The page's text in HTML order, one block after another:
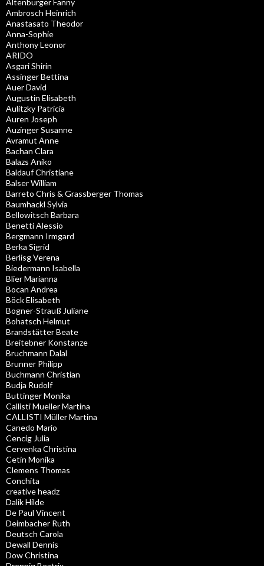
Altenburger Fanny
Ambrosch Heinrich
Anastasato Theodor
Anna-Sophie
Anthony Leonor
ARIDO
Asgari Shirin
Assinger Bettina
Auer David
Augustin Elisabeth
Aulitzky Patricia
Auren Joseph
Auzinger Susanne
Avramut Anne
Bachan Clara
Balazs Aniko
Baldauf Christiane
Balser William
Barreto Chris & Grassberger Thomas
Baumhackl Sylvia
Bellowitsch Barbara
Benetti Alessio
Bergmann Irmgard
Berka Sigrid
Berlisg Verena
Biedermann Isabella
Blier Marianna
Bocan Andrea
Böck Elisabeth
Bogner-Strauß Juliane
Bohatsch Helmut
Brandstätter Beate
Breitebner Konstanze
Bruchmann Dalal
Brunner Philipp
Buchmann Christian
Budja Rudolf
Buttinger Monika
Callisti Mueller Martina
CALLISTI Müller Martina
Canedo Mario
Cencig Julia
Cervenka Christina
Cetin Monika
Clemens Thomas
Conchita
creative headz
Dalik Hilde
De Paul Vincent
Deimbacher Ruth
Deutsch Carola
Dewall Dennis
Dow Christina